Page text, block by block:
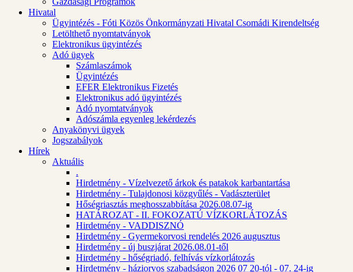
Hivatal
Ügyintézés - Fóti Közös Önkormányzati Hivatal Csomádi Kirendeltség
Letölthető nyomtatványok
Elektronikus ügyintézés
Adó ügyek
Számlaszámok
Ügyintézés
EFER Elektronikus Fizetés
Elektronikus adó ügyintézés
Adó nyomtatványok
Adószámla egyenleg lekérdezés
Anyakönyvi ügyek
Jogszabályok
Hírek
Aktuális
.
Hirdetmény - Vízelvezető árkok és patakok karbantartása
Hirdetmény - Tulajdonosi közgyűlés - Vadászterület
Hőségriasztás meghosszabbítása 2026.08.07-ig
HATÁROZAT - II. FOKOZATÚ VÍZKORLÁTOZÁS
Hirdetmény - VADDISZNÓ
Hirdetmény - Gyermekorvosi rendelés 2026 augusztus
Hirdetmény - új buszjárat 2026.08.01-től
Hirdetmény - hőségriadó, felhívás vízkorlátozás
Hirdetmény - háziorvos szabadságon 2026 07 20-tól - 07. 24-ig